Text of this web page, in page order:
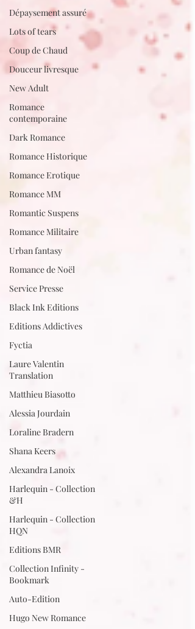
Dépaysement assuré
Lots of tears
Coup de Chaud
Douceur livresque
New Adult
Romance
contemporaine
Dark Romance
Romance Historique
Romance Erotique
Romance MM
Romantic Suspens
Romance Militaire
Urban fantasy
Romance de Noël
Service Presse
Black Ink Editions
Editions Addictives
Fyctia
Laure Valentin
Translation
Matthieu Biasotto
Alessia Jourdain
Loraline Bradern
Shana Keers
Alexandra Lanoix
Harlequin - Collection
&H
Harlequin - Collection
HQN
Editions BMR
Collection Infinity -
Bookmark
Auto-Edition
Hugo New Romance